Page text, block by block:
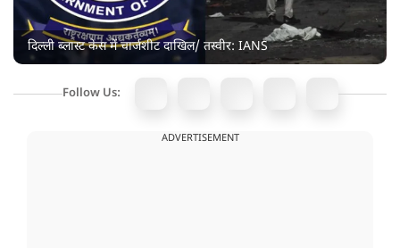
दिल्ली ब्लास्ट केस में चार्जशीट दाखिल/ तस्वीर: IANS
Follow Us:
ADVERTISEMENT